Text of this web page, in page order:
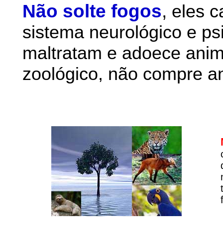
Não solte fogos, eles
sistema neurológico e
maltratam e adoece
zoológico, não compre